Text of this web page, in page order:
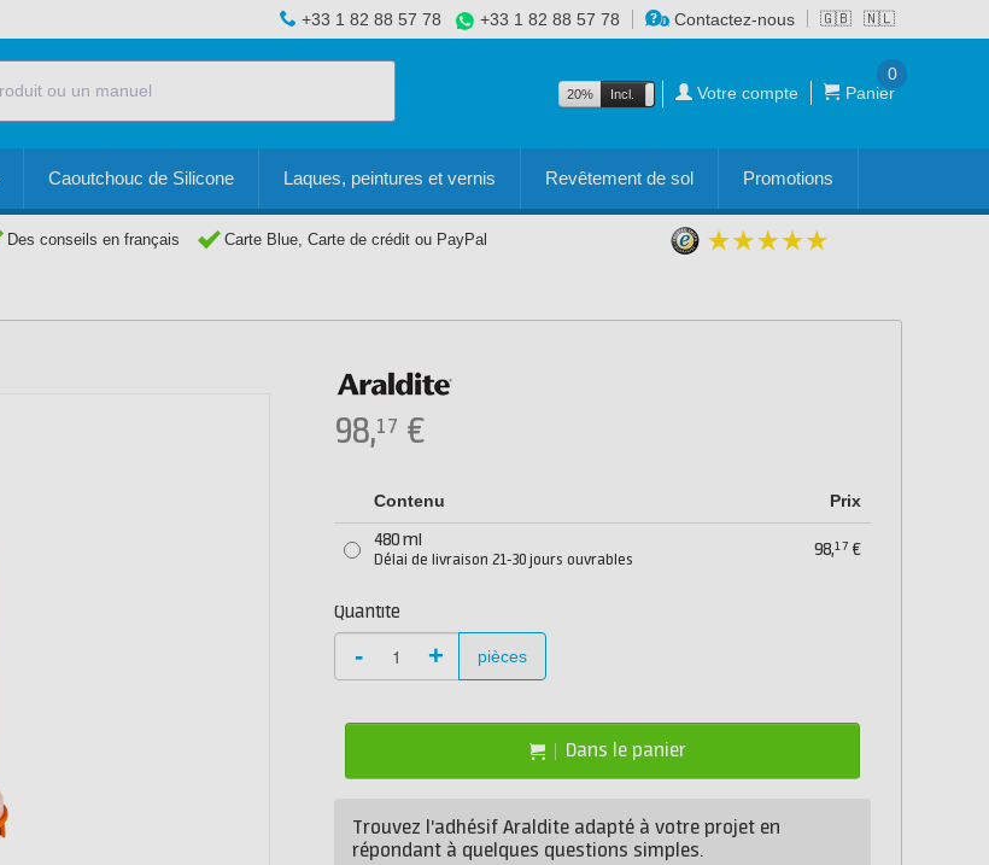
🇬🇧 🇳🇱
+33 1 82 88 57 78 +33 1 82 88 57 78 Contactez-nous
20% Incl. Excl. Votre compte Panier
0
Caoutchouc de Silicone Laques, peintures et vernis Revêtement de sol Promotions
Des conseils en français Carte Blue, Carte de crédit ou PayPal
98,17 €
Contenu Prix
480 ml
Délai de livraison 21-30 jours ouvrables
98,17 €
Quantité
- + pièces
Dans le panier
Trouvez l'adhésif Araldite adapté à votre projet en
répondant à quelques questions simples.